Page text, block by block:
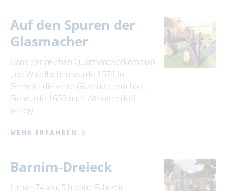
Auf den Spuren der
Glasmacher
Dank der reichen Quarzsandvorkommen
und Waldflächen wurde 1571 in
Grimnitz die erste Glashütte errichtet.
Sie wurde 1653 nach Althüttendorf
verlegt. …
MEHR ERFAHREN
Barnim-Dreieck
Länge: 74 km, 5 h reine Fahrzeit